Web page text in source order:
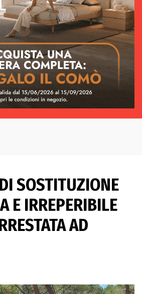
SOSTITUZIONE
E IRREPERIBILE
AD